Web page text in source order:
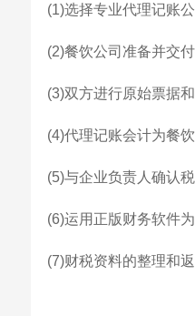
(1)选择专业代理记账
(2)餐饮公司准备并交
(3)双方进行原始票据
(4)代理记账会计为餐
(5)与企业负责人确认
(6)运用正版财务软件
(7)财税资料的整理和返